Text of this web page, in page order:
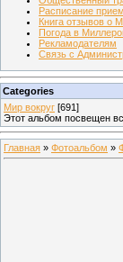
Расписание
Книга отзывов о
Погода в
Рекламодателям
Связь с
Categories
Мир вокруг [691]
Этот альбом посвещен
Главная » Фотоальбом »